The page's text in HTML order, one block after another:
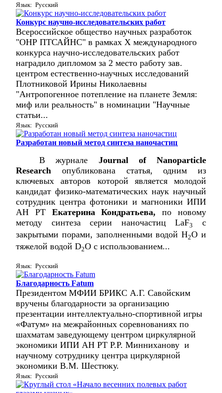
Язык: Русский
Конкурс научно-исследовательских работ
Всероссийское общество научных разработок
"ОНР ПТСАЙНС" в рамках X международного
конкурса научно-исследовательских работ
наградило дипломом за 2 место работу зав.
центром естественно-научных исследований
Плотниковой Ирины Николаевны
"Антропогенное потепление на планете Земля:
миф или реальность" в номинации "Научные
статьи...
Язык: Русский
Разработан новый метод синтеза наночастиц
В журнале Journal of
Nanoparticle
Research
опубликована статья, одним из
ключевых авторов которой является молодой
кандидат физико-математических наук научный
сотрудник центра фотоники и магноники ИПИ
АН РТ Екатерина Кондратьева,по новому
методу синтеза серии наночастицLaF3
с
закрытыми порами, заполненными водойH2O и
тяжелой водой D2O с использованием...
Язык: Русский
Благодарность Fatum
Президентом МФИИ БРИКС А.Г. Савойским
вручены благодарности за организацию
презентации интеллектуально-спортивной игры
«Фатум» на межрайонных соревнованиях по
шахматам заведующему центром циркулярной
экономики ИПИ АН РТ Р.Р. Минниханову и
научному сотруднику центра циркулярной
экономики В.М. Шестюку.
Язык: Русский